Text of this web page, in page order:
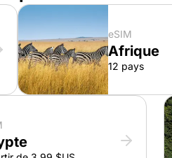
eSIM
Afrique
12 pays